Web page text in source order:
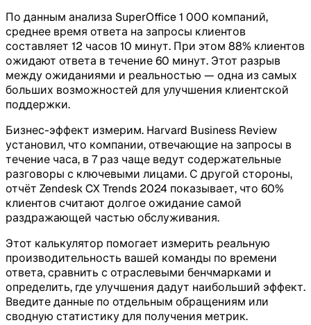
По данным анализа SuperOffice 1 000 компаний,
среднее время ответа на запросы клиентов
составляет 12 часов 10 минут. При этом 88% клиентов
ожидают ответа в течение 60 минут. Этот разрыв
между ожиданиями и реальностью — одна из самых
больших возможностей для улучшения клиентской
поддержки.
Бизнес-эффект измерим. Harvard Business Review
установил, что компании, отвечающие на запросы в
течение часа, в 7 раз чаще ведут содержательные
разговоры с ключевыми лицами. С другой стороны,
отчёт Zendesk CX Trends 2024 показывает, что 60%
клиентов считают долгое ожидание самой
раздражающей частью обслуживания.
Этот калькулятор помогает измерить реальную
производительность вашей команды по времени
ответа, сравнить с отраслевыми бенчмарками и
определить, где улучшения дадут наибольший эффект.
Введите данные по отдельным обращениям или
сводную статистику для получения метрик.